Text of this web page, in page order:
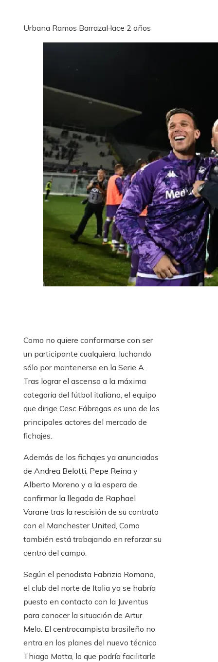
Urbana Ramos BarrazaHace 2 años
Como no quiere conformarse con ser
un participante cualquiera, luchando
sólo por mantenerse en la Serie A.
Tras lograr el ascenso a la máxima
categoría del fútbol italiano, el equipo
que dirige Cesc Fábregas es uno de los
principales actores del mercado de
fichajes.
Además de los fichajes ya anunciados
de Andrea Belotti, Pepe Reina y
Alberto Moreno y a la espera de
confirmar la llegada de Raphael
Varane tras la rescisión de su contrato
con el Manchester United, Como
también está trabajando en reforzar su
centro del campo.
Según el periodista Fabrizio Romano,
el club del norte de Italia ya se habría
puesto en contacto con la Juventus
para conocer la situación de Artur
Melo. El centrocampista brasileño no
entra en los planes del nuevo técnico
Thiago Motta, lo que podría facilitarle